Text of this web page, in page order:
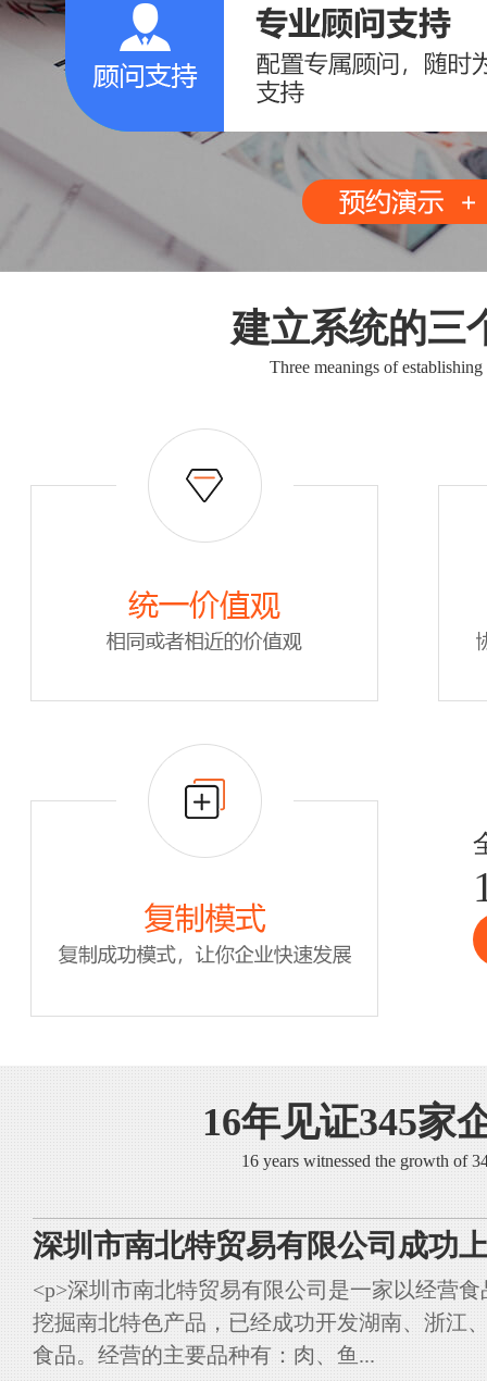
建立系统的三
Three meanings of establishing
16年见证345家
16 years witnessed the growth of
深圳市南北特贸易有限公司成功
<p>深圳市南北特贸易有限公司是一家以经营
挖掘南北特色产品，已经成功开发湖南、浙江
食品。经营的主要品种有：肉、鱼...